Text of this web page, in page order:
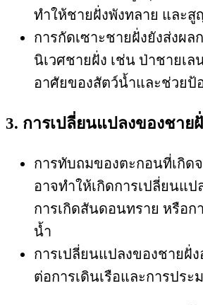
ทำให้ชายฝั่งพังทลาย และ
การกัดเซาะชายฝั่งยังส่งผล
นิเวศชายฝั่ง เช่น ป่าชายเ
อาศัยของสัตว์น้ำและช่วยป้
3. การเปลี่ยนแปลงของชาย
การทับถมของตะกอนที่เกิด
อาจทำให้เกิดการเปลี่ยนแป
การเกิดสันดอนทราย หรือก
น้ำ
การเปลี่ยนแปลงของชายฝั่
ต่อการเดินเรือและการประ